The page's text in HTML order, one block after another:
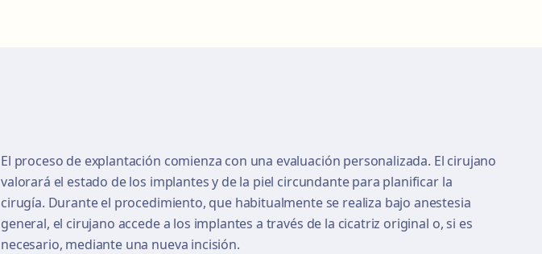
El proceso de explantación comienza con una evaluación personalizada. El cirujano
valorará el estado de los implantes y de la piel circundante para planificar la
cirugía. Durante el procedimiento, que habitualmente se realiza bajo anestesia
general, el cirujano accede a los implantes a través de la cicatriz original o, si es
necesario, mediante una nueva incisión.